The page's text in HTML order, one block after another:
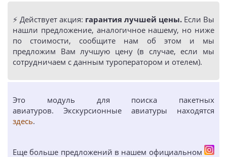
⚡️ Действует акция: гарантия лучшей цены. Если Вы
нашли предложение, аналогичное нашему, но ниже
по стоимости, сообщите нам об этом и мы
предложим Вам лучшую цену (в случае, если мы
сотрудничаем с данным туроператором и отелем).
Это модуль для поиска пакетных
авиатуров. Экскурсионные авиатуры находятся
здесь.
Еще больше предложений в нашем официальном